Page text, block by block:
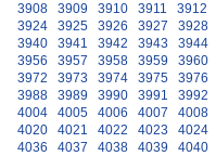
3908
3909 3910 3911 3912
3924
3925 3926 3927 3928
3940
3941 3942 3943 3944
3956
3957 3958 3959 3960
3972
3973 3974 3975 3976
3988
3989 3990 3991 3992
4004
4005 4006 4007 4008
4020
4021 4022 4023 4024
4036
4037 4038 4039 4040